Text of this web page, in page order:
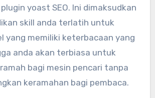
yoast SEO. Ini dimaksudkan
skill anda terlatih untuk
yang memiliki keterbacaan yang
anda akan terbiasa untuk
bagi mesin pencari tanpa
keramahan bagi pembaca.